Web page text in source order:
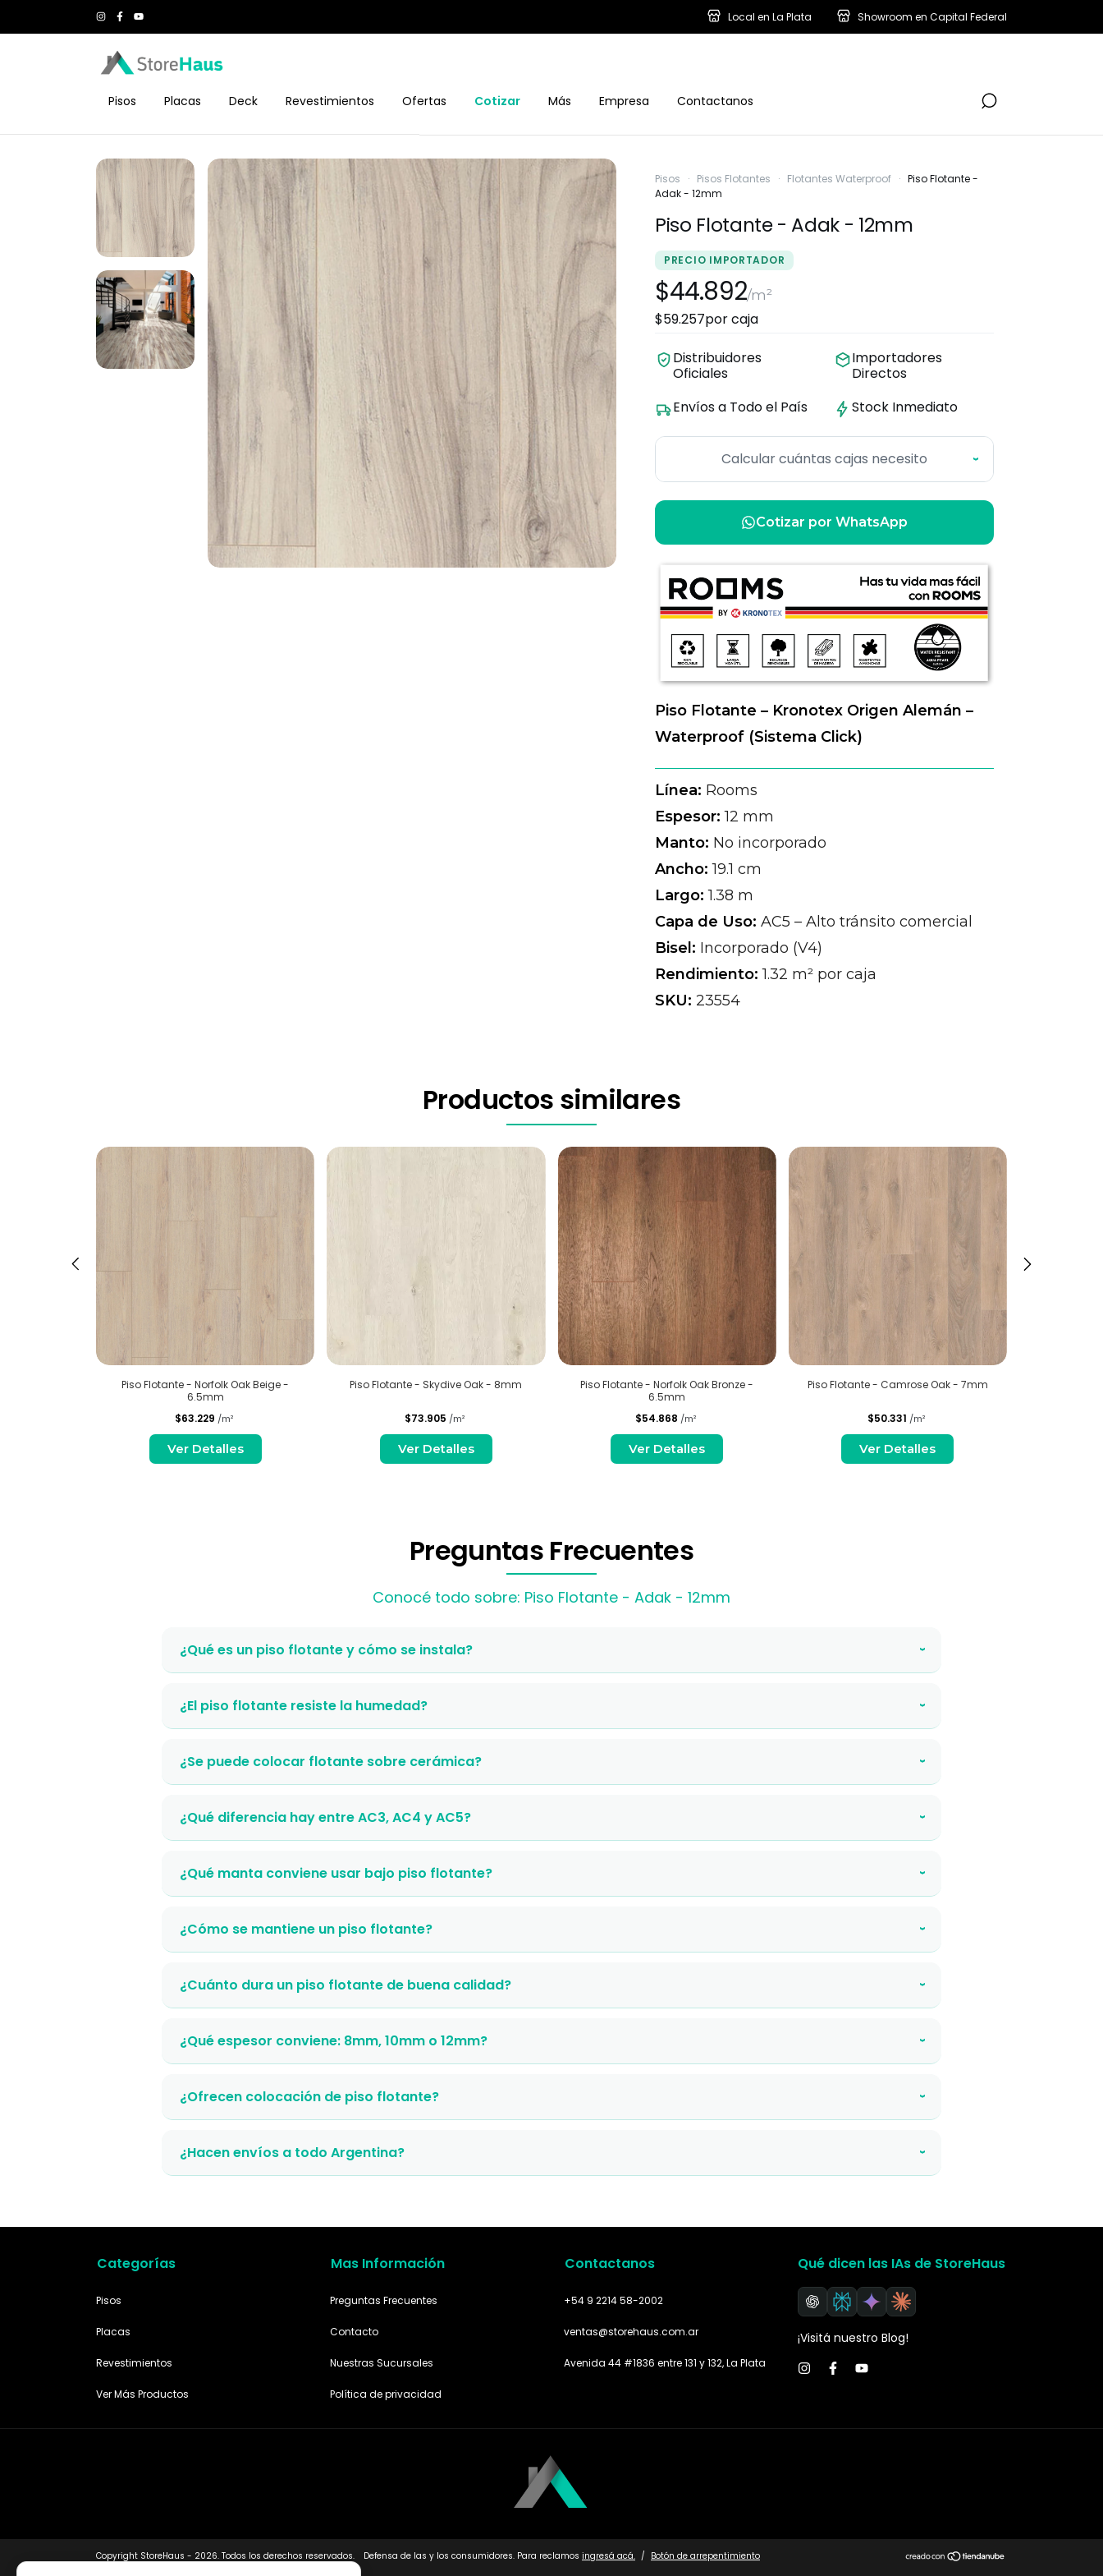
Local en La Plata Showroom en Capital Federal
Pisos Placas Deck Revestimientos Ofertas Cotizar Más Empresa Contactanos
Pisos · Pisos Flotantes · Flotantes Waterproof · Piso Flotante -
Adak - 12mm
Piso Flotante - Adak - 12mm
PRECIO IMPORTADOR
$44.892/m²
$59.257por caja
Distribuidores
Oficiales
Importadores
Directos
Envíos a Todo el País
Stock Inmediato
Calcular cuántas cajas necesito ›
Cotizar por WhatsApp
Piso Flotante – Kronotex Origen Alemán –
Waterproof (Sistema Click)
Línea: Rooms
Espesor: 12 mm
Manto: No incorporado
Ancho: 19.1 cm
Largo: 1.38 m
Capa de Uso: AC5 – Alto tránsito comercial
Bisel: Incorporado (V4)
Rendimiento: 1.32 m² por caja
SKU: 23554
Productos similares
Piso Flotante - Norfolk Oak Beige -
6.5mm
$63.229 /m²
Ver Detalles
Piso Flotante - Skydive Oak - 8mm
$73.905 /m²
Ver Detalles
Piso Flotante - Norfolk Oak Bronze -
6.5mm
$54.868 /m²
Ver Detalles
Piso Flotante - Camrose Oak - 7mm
$50.331 /m²
Ver Detalles
Preguntas Frecuentes
Conocé todo sobre: Piso Flotante - Adak - 12mm
¿Qué es un piso flotante y cómo se instala? ›
¿El piso flotante resiste la humedad? ›
¿Se puede colocar flotante sobre cerámica? ›
¿Qué diferencia hay entre AC3, AC4 y AC5? ›
¿Qué manta conviene usar bajo piso flotante? ›
¿Cómo se mantiene un piso flotante? ›
¿Cuánto dura un piso flotante de buena calidad? ›
¿Qué espesor conviene: 8mm, 10mm o 12mm? ›
¿Ofrecen colocación de piso flotante? ›
¿Hacen envíos a todo Argentina? ›
Categorías
Pisos
Placas
Revestimientos
Ver Más Productos
Mas Información
Preguntas Frecuentes
Contacto
Nuestras Sucursales
Política de privacidad
Contactanos
+54 9 2214 58-2002
ventas@storehaus.com.ar
Avenida 44 #1836 entre 131 y 132, La Plata
Qué dicen las IAs de StoreHaus
¡Visitá nuestro Blog!
Copyright StoreHaus - 2026. Todos los derechos reservados. Defensa de las y los consumidores. Para reclamos ingresá acá. / Botón de arrepentimiento